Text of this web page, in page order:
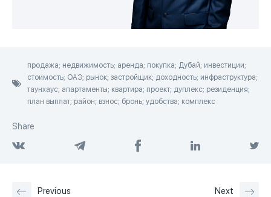
продажа; недвижимость; аренда; покупка; Дубай; инвестиции;
стоимость; ОАЭ; рынок; застройщик; доходность; инфраструктура;
таунхаус; апартаменты; квартира; проект; дуплекс; резиденция;
план выплат; район; взнос; бронь; удобства; комплекс
Share
Previous Next